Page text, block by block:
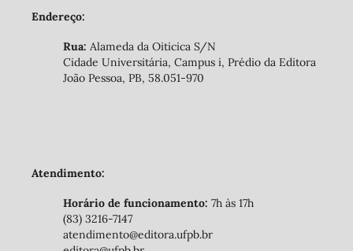
Endereço:
Rua: Alameda da Oiticica S/N
Cidade Universitária, Campus i, Prédio da Editora
João Pessoa, PB, 58.051-970
Atendimento:
Horário de funcionamento: 7h às 17h
(83) 3216-7147
atendimento@editora.ufpb.br